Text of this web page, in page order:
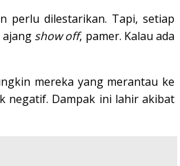
perlu dilestarikan. Tapi, setiap
ajang show off, pamer. Kalau ada
mereka yang merantau ke
negatif. Dampak ini lahir akibat